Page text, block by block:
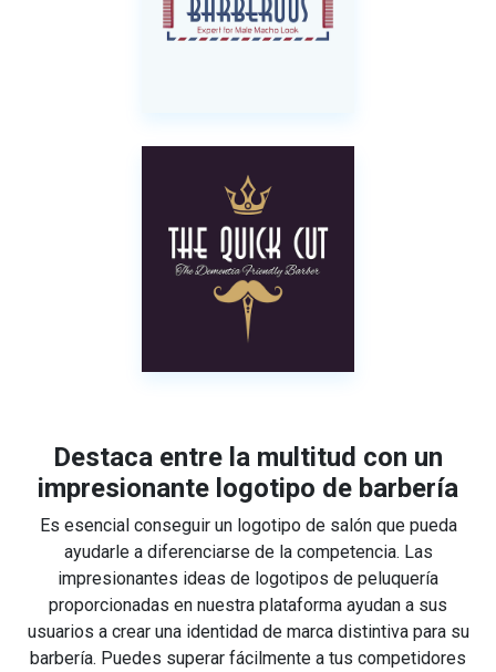
Destaca entre la multitud con un
impresionante logotipo de barbería
Es esencial conseguir un logotipo de salón que pueda
ayudarle a diferenciarse de la competencia. Las
impresionantes ideas de logotipos de peluquería
proporcionadas en nuestra plataforma ayudan a sus
usuarios a crear una identidad de marca distintiva para su
barbería. Puedes superar fácilmente a tus competidores